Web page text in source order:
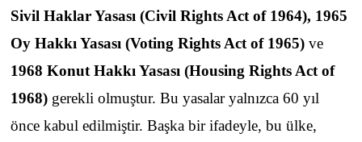
Sivil Haklar Yasası (Civil Rights Act of 1964), 1965
Oy Hakkı Yasası (Voting Rights Act of 1965) ve
1968 Konut Hakkı Yasası (Housing Rights Act of
1968) gerekli olmuştur. Bu yasalar yalnızca 60 yıl
önce kabul edilmiştir. Başka bir ifadeyle, bu ülke,